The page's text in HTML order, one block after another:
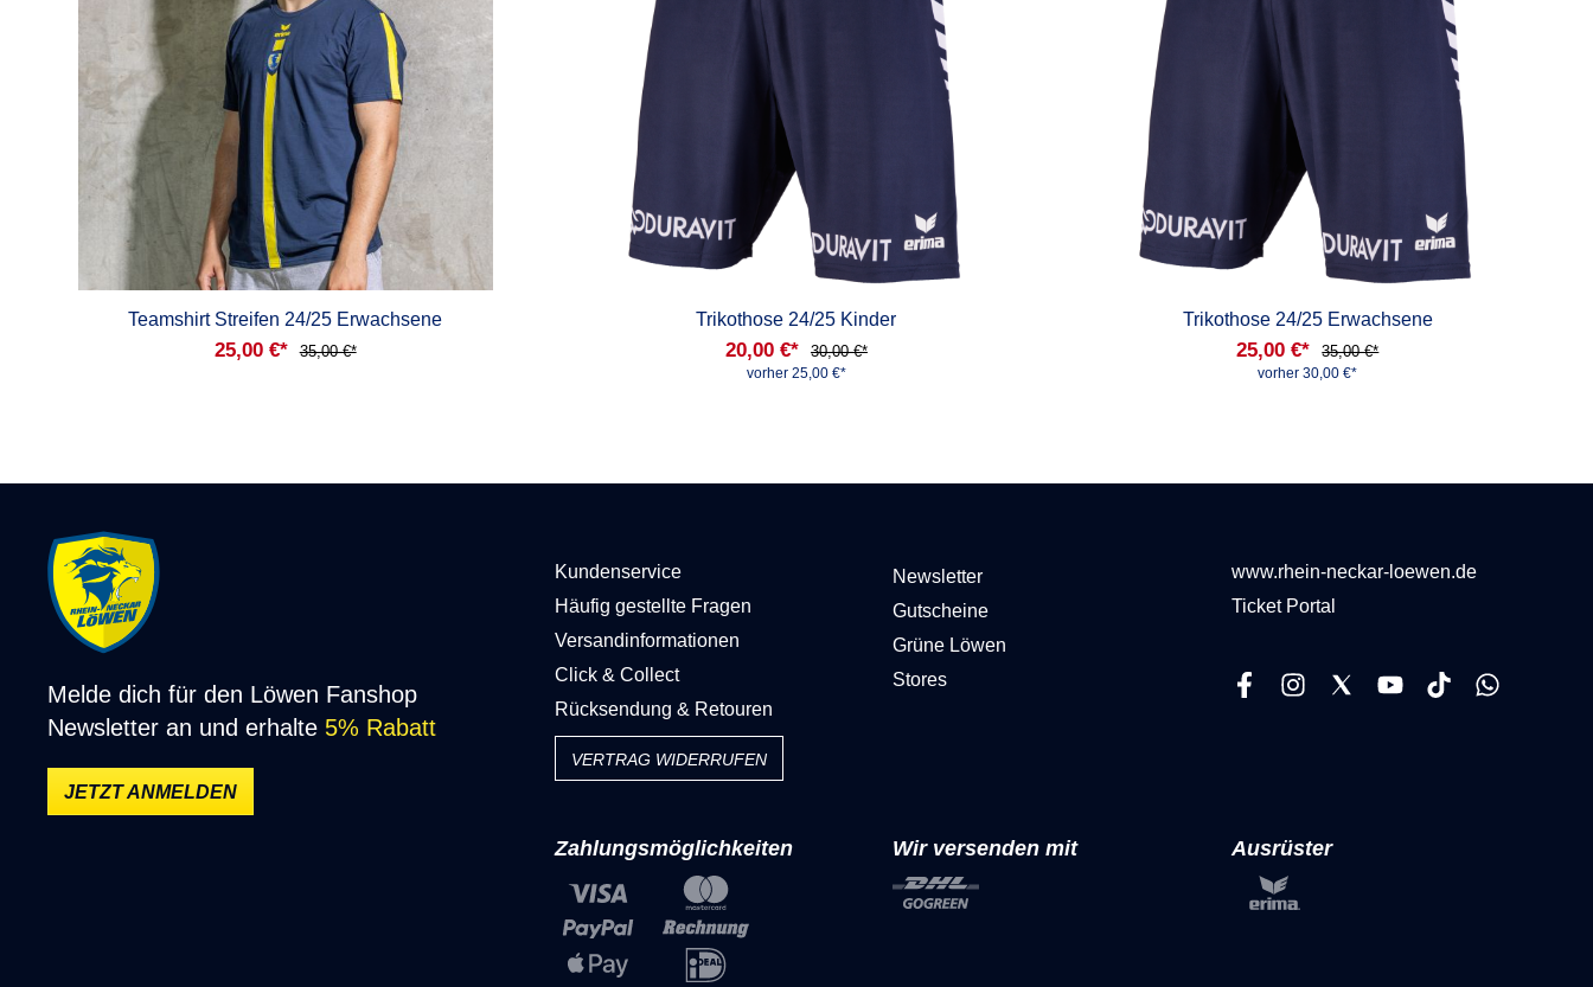
Teamshirt Streifen 24/25 Erwachsene
25,00 €* 35,00 €*
Trikothose 24/25 Kinder
20,00 €* 30,00 €*
vorher 25,00 €*
Trikothose 24/25 Erwachsene
25,00 €* 35,00 €*
vorher 30,00 €*
Melde dich für den Löwen Fanshop
Newsletter an und erhalte 5% Rabatt
JETZT ANMELDEN
Kundenservice
Häufig gestellte Fragen
Versandinformationen
Click & Collect
Rücksendung & Retouren
Newsletter
Gutscheine
Grüne Löwen
Stores
VERTRAG WIDERRUFEN
www.rhein-neckar-loewen.de
Ticket Portal
Zahlungsmöglichkeiten Wir versenden mit Ausrüster